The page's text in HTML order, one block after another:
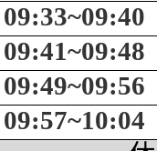
09:33~09:40
09:41~09:48
09:49~09:56
09:57~10:04